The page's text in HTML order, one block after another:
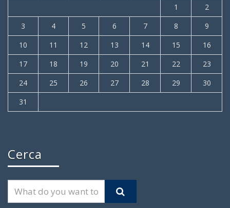
1
2
3
4 5 6 7 8
9
10
11 12 13 14 15
16
17
18 19 20 21 22
23
24
25 26 27 28 29
30
31
Cerca